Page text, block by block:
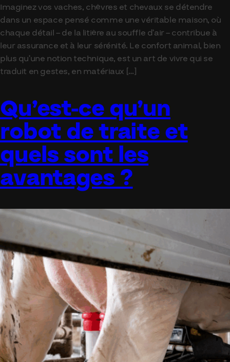
Imaginez vos vaches, chèvres et chevaux se détendre
dans un espace pensé comme une véritable maison, où
chaque détail – de la litière au souffle d’air – contribue à
leur assurance et à leur sérénité. Le confort animal, bien
plus qu’une notion technique, est un art de vivre qui se
traduit en gestes, en matériaux […]
Qu’est-ce qu’un
robot de traite et
quels sont les
avantages ?